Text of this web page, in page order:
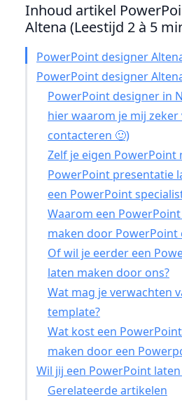
Inhoud artikel
Altena (Leestijd 2 à 5
PowerPoint designer
PowerPoint designer
PowerPoint designer in
hier waarom je mij
contacteren 🙂)
Zelf je eigen PowerPoint
PowerPoint presentatie
een PowerPoint
Waarom een
maken door PowerPoint
Of wil je eerder een
laten maken door ons?
Wat mag je verwachten
template?
Wat kost een
maken door een
Wil jij een PowerPoint
Gerelateerde artikelen